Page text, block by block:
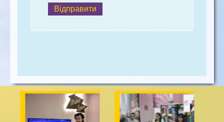
Відправити